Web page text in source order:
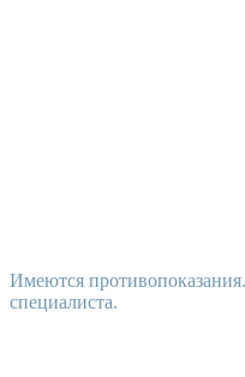
Имеются
специалиста.